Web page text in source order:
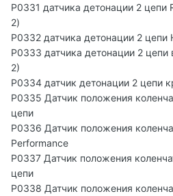
P0331 датчика детонации 2 цепи
2)
P0332 датчика детонации 2 цепи
P0333 датчика детонации 2 цепи
2)
P0334 датчик детонации 2 цепи
P0335 Датчик положения
цепи
P0336 Датчик положения
Performance
P0337 Датчик положения
цепи
P0338 Датчик положения